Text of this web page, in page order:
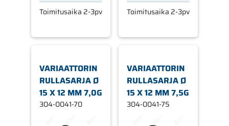
Toimitusaika 2-3pv Toimitusaika 2-3pv
VARIAATTORIN
RULLASARJA Ø
15 X 12 MM 7,0G
304-0041-70
VARIAATTORIN
RULLASARJA Ø
15 X 12 MM 7,5G
304-0041-75